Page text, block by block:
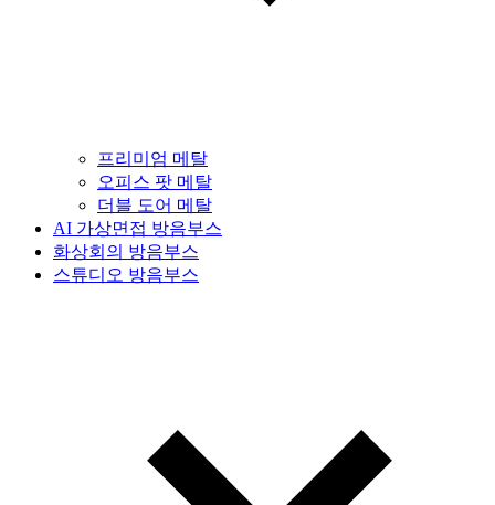
프리미엄 메탈
오피스 팟 메탈
더블 도어 메탈
AI 가상면접 방음부스
화상회의 방음부스
스튜디오 방음부스